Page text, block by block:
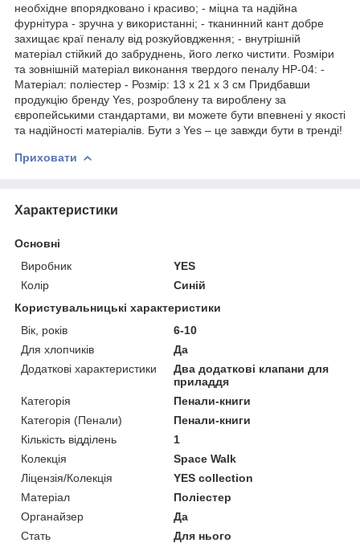
необхідне впорядковано і красиво; - міцна та надійна
фурнітура - зручна у використанні; - тканинний кант добре
захищає краї пеналу від розкуйовдження; - внутрішній
матеріал стійкий до забруднень, його легко чистити. Розміри
та зовнішній матеріал виконання твердого пеналу HP-04: -
Матеріал: поліестер - Розмір: 13 х 21 х 3 см Придбавши
продукцію бренду Yes, розроблену та вироблену за
європейськими стандартами, ви можете бути впевнені у якості
та надійності матеріалів. Бути з Yes – це завжди бути в тренді!
Приховати
Характеристики
Основні
Виробник
YES
Колір
Синій
Користувальницькі характеристики
Вік, років
6-10
Для хлопчиків
Да
Додаткові характеристики
Два додаткові клапани для
приладдя
Категорія
Пенали-книги
Категорія (Пенали)
Пенали-книги
Кількість відділень
1
Колекція
Space Walk
Ліцензія/Колекція
YES collection
Матеріал
Поліестер
Органайзер
Да
Стать
Для нього